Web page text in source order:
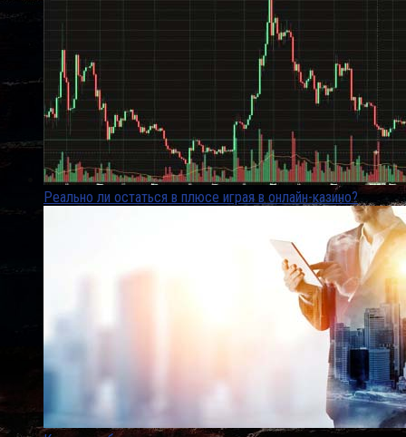
Реально ли остаться в плюсе играя в онлайн-казино?